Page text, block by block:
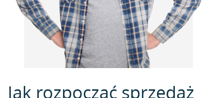
Jak rozpocząć sprzedaż